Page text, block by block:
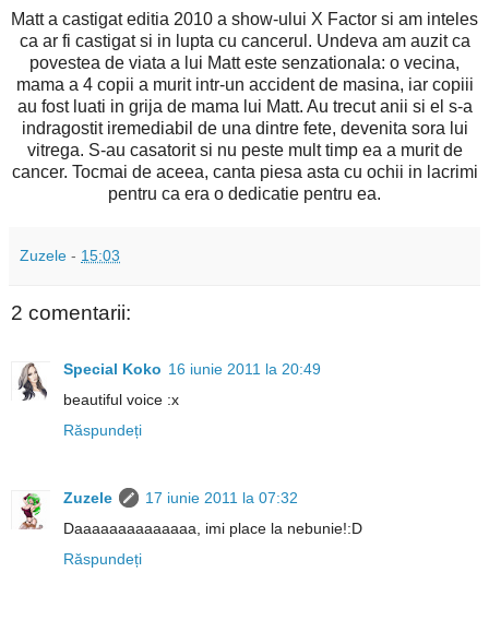
Matt a castigat editia 2010 a show-ului X Factor si am inteles
ca ar fi castigat si in lupta cu cancerul. Undeva am auzit ca
povestea de viata a lui Matt este senzationala: o vecina,
mama a 4 copii a murit intr-un accident de masina, iar copiii
au fost luati in grija de mama lui Matt. Au trecut anii si el s-a
indragostit iremediabil de una dintre fete, devenita sora lui
vitrega. S-au casatorit si nu peste mult timp ea a murit de
cancer. Tocmai de aceea, canta piesa asta cu ochii in lacrimi
pentru ca era o dedicatie pentru ea.
Zuzele - 15:03
2 comentarii:
Special Koko 16 iunie 2011 la 20:49
beautiful voice :x
Răspundeți
Zuzele
17 iunie 2011 la 07:32
Daaaaaaaaaaaaaa, imi place la nebunie!:D
Răspundeți